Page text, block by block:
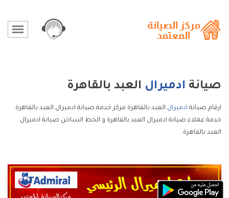
صيانة ادميرال العبد بالقاهرة
ارقام صيانة ادميرال العبد بالقاهرة مركز خدمة صيانة ادميرال العبد بالقاهرة
خدمة عملاء صيانة ادميرال العبد بالقاهرة و الخط الساخن صيانة ادميرال
العبد بالقاهرة.